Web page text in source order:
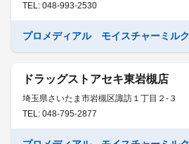
TEL: 048-993-2530
プロメディアル モイスチャーミルク
ドラッグストアセキ東岩槻店
埼玉県さいたま市岩槻区諏訪１丁目２-３
TEL: 048-795-2877